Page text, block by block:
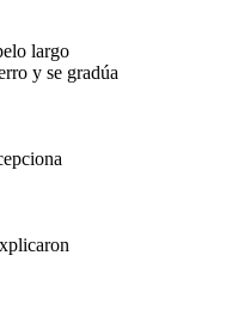
largo
y se gradúa